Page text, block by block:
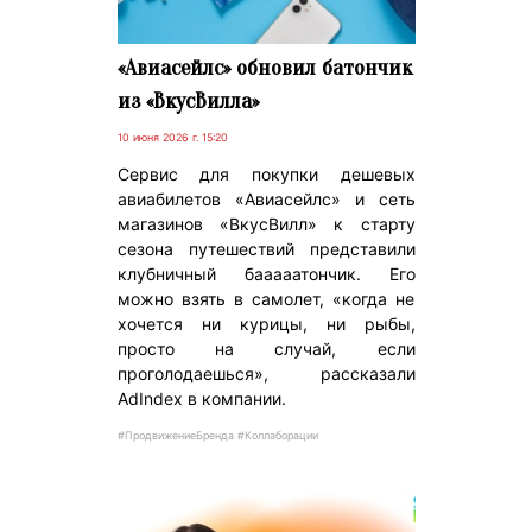
«Авиасейлс» обновил батончик
из «ВкусВилла»
10 июня 2026 г. 15:20
Сервис для покупки дешевых
авиабилетов «Авиасейлс» и сеть
магазинов «ВкусВилл» к старту
сезона путешествий представили
клубничный бааааатончик. Его
можно взять в самолет, «когда не
хочется ни курицы, ни рыбы,
просто на случай, если
проголодаешься», рассказали
AdIndex в компании.
#ПродвижениеБренда #Коллаборации